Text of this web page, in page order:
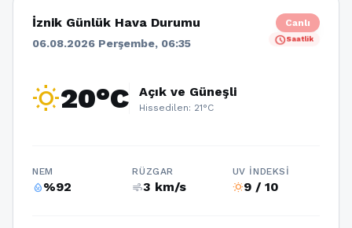
İznik Günlük Hava Durumu
06.08.2026 Perşembe, 06:35
Canlı
scheduleSaatlik
wb_sunny20°C Açık ve Güneşli
Hissedilen: 21°C
NEM
humidity_percentage%92
RÜZGAR
air3 km/s
UV İNDEKSI
wb_sunny9 / 10